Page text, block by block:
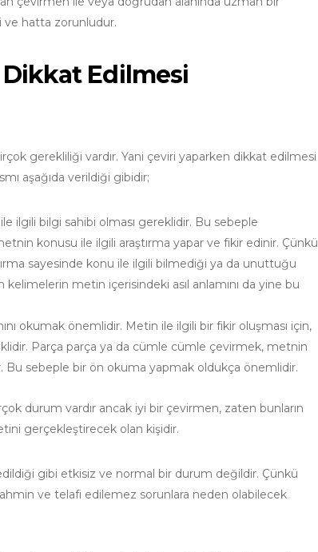
ve hatta zorunludur.
Dikkat Edilmesi
gerekliliği vardır. Yani çeviri yaparken dikkat edilmesi
aşağıda verildiği gibidir;
ilgili bilgi sahibi olması gereklidir. Bu sebeple
konusu ile ilgili araştırma yapar ve fikir edinir. Çünkü
sayesinde konu ile ilgili bilmediği ya da unuttuğu
metin içerisindeki asıl anlamını da yine bu
okumak önemlidir. Metin ile ilgili bir fikir oluşması için,
Parça parça ya da cümle cümle çevirmek, metnin
sebeple bir ön okuma yapmak oldukça önemlidir.
durum vardır ancak iyi bir çevirmen, zaten bunların
gerçekleştirecek olan kişidir.
gibi etkisiz ve normal bir durum değildir. Çünkü
ve telafi edilemez sorunlara neden olabilecek